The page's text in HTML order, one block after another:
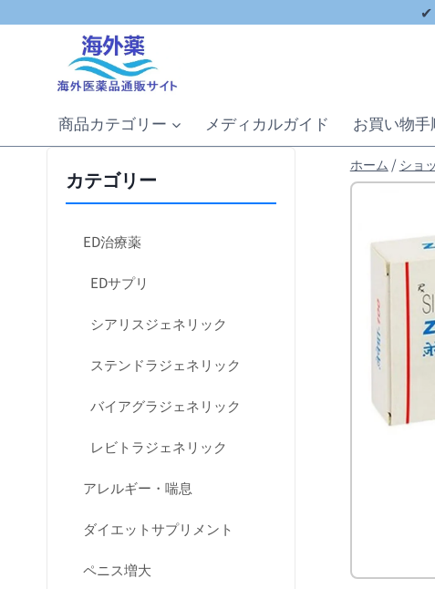
✔
商品カテゴリー メディカルガイド お買い物手
ホーム / ショ
カテゴリー
ED治療薬
EDサプリ
シアリスジェネリック
ステンドラジェネリック
バイアグラジェネリック
レビトラジェネリック
アレルギー・喘息
ダイエットサプリメント
ペニス増大